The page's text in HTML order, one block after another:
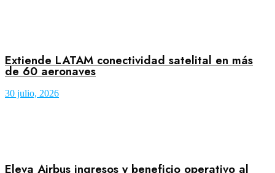
Extiende LATAM conectividad satelital en más
de 60 aeronaves
30 julio, 2026
Eleva Airbus ingresos y beneficio operativo al